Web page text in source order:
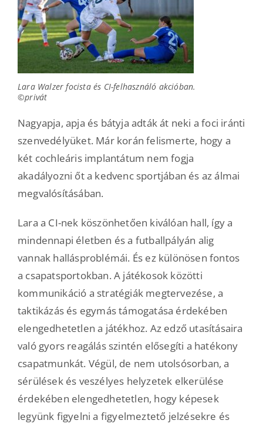
Lara Walzer focista és CI-felhasználó akcióban.
©privát
Nagyapja, apja és bátyja adták át neki a foci iránti
szenvedélyüket. Már korán felismerte, hogy a
két cochleáris implantátum nem fogja
akadályozni őt a kedvenc sportjában és az álmai
megvalósításában.
Lara a CI-nek köszönhetően kiválóan hall, így a
mindennapi életben és a futballpályán alig
vannak hallásproblémái. És ez különösen fontos
a csapatsportokban. A játékosok közötti
kommunikáció a stratégiák megtervezése, a
taktikázás és egymás támogatása érdekében
elengedhetetlen a játékhoz. Az edző utasításaira
való gyors reagálás szintén elősegíti a hatékony
csapatmunkát. Végül, de nem utolsósorban, a
sérülések és veszélyes helyzetek elkerülése
érdekében elengedhetetlen, hogy képesek
legyünk figyelni a figyelmeztető jelzésekre és